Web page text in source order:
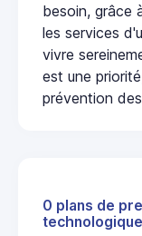
besoin, grâce
les services
vivre
est une
prévention
0 plans de
technologique